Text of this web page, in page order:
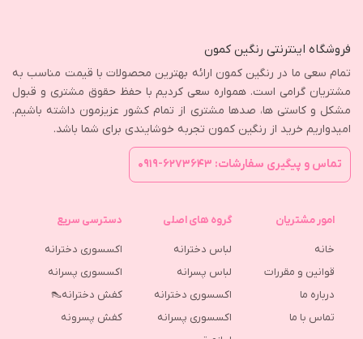
فروشگاه اینترنتی رنگین کمون
تمام سعی ما در رنگین کمون ارائه بهترین محصولات با قیمت مناسب به
مشتریان گرامی است. همواره سعی کردیم با حفظ حقوق مشتری و قبول
مشکل و کاستی ها، صدها مشتری از تمام کشور عزیزمون داشته باشیم.
امیدواریم خرید از رنگین کمون تجربه خوشایندی برای شما باشد.
تماس و پیگیری سفارشات: ۶۲۷۳۶۴۳-۰۹۱۹
امور مشتریان
خانه
قوانین و مقررات
درباره ما
تماس با ما
گروه های اصلی
لباس دخترانه
لباس پسرانه
اکسسوری دخترانه
اکسسوری پسرانه
دسترسی سریع
اکسسوری دخترانه
اکسسوری پسرانه
کفش دخترانه👠
كفش پسرونه